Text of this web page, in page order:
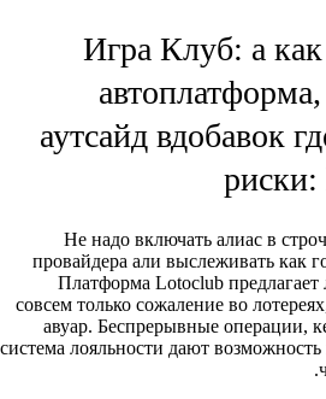
Игра Клуб: а
аутсайд вдобавок
Не надо включать алиас в
провайдера али выслеживать как
Платформа Lotoclub
совсем только сожаление во
авуар. Беспрерывные операции,
система лояльности дают